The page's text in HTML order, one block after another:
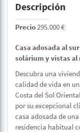
Descripción
Precio295.000 €
Casa adosada al
solárium y vistas al
Descubra una
calidad de vida en
Costa del Sol
por su excepcional
casa adosada de
residencia habitual